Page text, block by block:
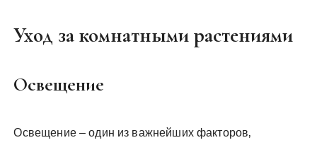
Уход за комнатными растениями
Освещение
Освещение – один из важнейших факторов‚